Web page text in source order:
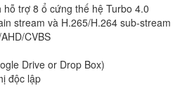
trợ 8 ổ cứng thế hệ Turbo 4.0
stream và H.265/H.264 sub-stream
CVBS
Drive or Drop Box)
độc lập